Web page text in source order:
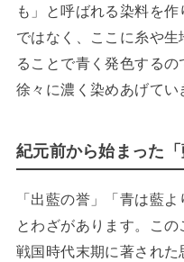
も」と呼ばれる染料を
ではなく、ここに糸や
ることで青く発色するの
徐々に濃く染めあげてい
紀元前から始まった
「出藍の誉」「青は藍
とわざがあります。こ
戦国時代末期に著され